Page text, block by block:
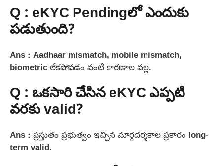
Q : eKYC Pending‌లో ఎందుకు
పడుతుంది?
Ans : Aadhaar mismatch, mobile mismatch,
biometric లేకపోవడం వంటి కారణాల వల్ల.
Q : ఒకసారి చేసిన eKYC ఎప్పటి
వరకు valid?
Ans : ప్రస్తుతం ప్రభుత్వం ఇచ్చిన మార్గదర్శకాల ప్రకారం long-
term valid.